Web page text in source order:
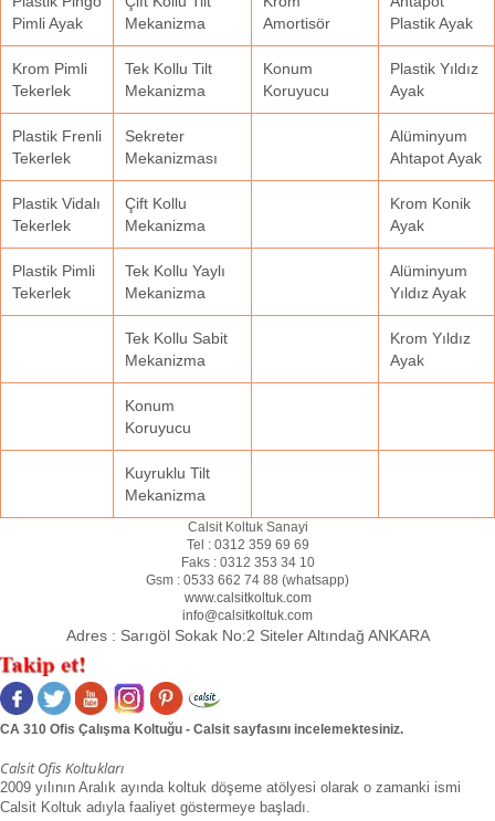
Pimli Ayak
Mekanizma
Amortisör
Plastik Ayak
Krom Pimli
Tekerlek
Tek Kollu Tilt
Mekanizma
Konum
Koruyucu
Plastik Yıldız
Ayak
Plastik Frenli
Tekerlek
Sekreter
Mekanizması
Alüminyum
Ahtapot Ayak
Plastik Vidalı
Tekerlek
Çift Kollu
Mekanizma
Krom Konik
Ayak
Plastik Pimli
Tekerlek
Tek Kollu Yaylı
Mekanizma
Alüminyum
Yıldız Ayak
Tek Kollu Sabit
Mekanizma
Krom Yıldız
Ayak
Konum
Koruyucu
Kuyruklu Tilt
Mekanizma
Calsit Koltuk Sanayi
Tel : 0312 359 69 69
Faks : 0312 353 34 10
Gsm : 0533 662 74 88 (whatsapp)
www.calsitkoltuk.com
info@calsitkoltuk.com
Adres : Sarıgöl Sokak No:2 Siteler Altındağ ANKARA
CA 310 Ofis Çalışma Koltuğu - Calsit sayfasını incelemektesiniz.
Calsit Ofis Koltukları
2009 yılının Aralık ayında koltuk döşeme atölyesi olarak o zamanki ismi
Calsit Koltuk adıyla faaliyet göstermeye başladı.